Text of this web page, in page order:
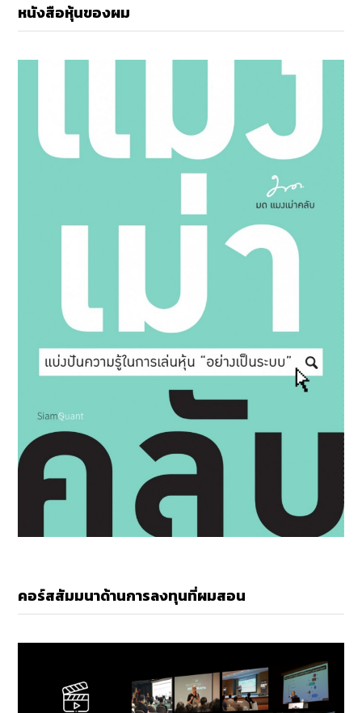
หนังสือหุ้นของผม
คอร์สสัมมนาด้านการลงทุนที่ผมสอน